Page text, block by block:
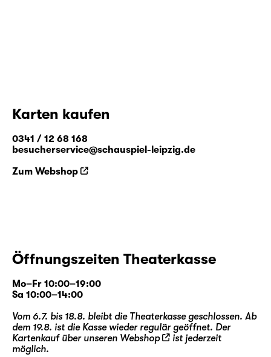
Karten kaufen
0341 / 12 68 168
besucherservice@schauspiel-leipzig.de
Zum Webshop
Öffnungszeiten Theaterkasse
Mo–Fr 10:00–19:00
Sa 10:00–14:00
Vom 6.7. bis 18.8. bleibt die Theaterkasse geschlossen. Ab
dem 19.8. ist die Kasse wieder regulär geöffnet. Der
Kartenkauf über unseren Webshop
ist jederzeit
möglich.